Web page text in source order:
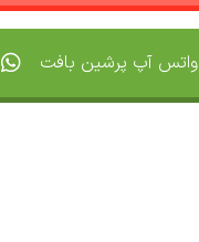
واتس آپ پرشین بافت